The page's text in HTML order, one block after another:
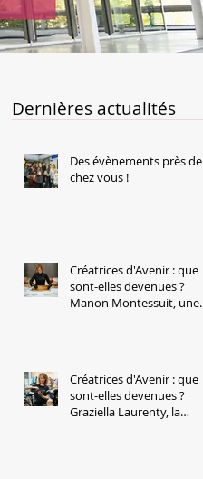
Dernières actualités
Des évènements près de
chez vous !
Créatrices d'Avenir : que
sont-elles devenues ?
Manon Montessuit, une
Créatrices d'Avenir : que
sont-elles devenues ?
Graziella Laurenty, la